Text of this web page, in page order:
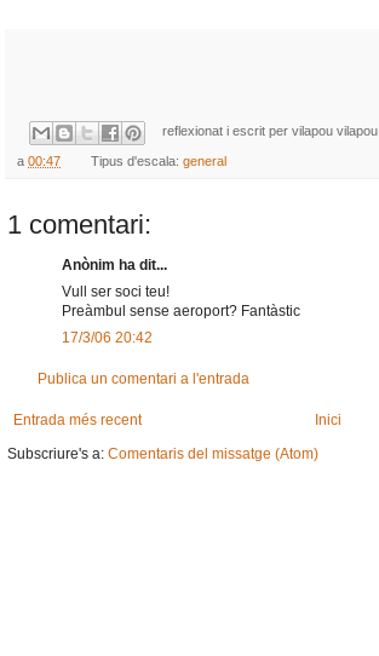
reflexionat i escrit per vilapou vilapou
a 00:47 Tipus d'escala: general
1 comentari:
Anònim ha dit...
Vull ser soci teu!
Preàmbul sense aeroport? Fantàstic
17/3/06 20:42
Publica un comentari a l'entrada
Entrada més recent
Inici
Subscriure's a: Comentaris del missatge (Atom)